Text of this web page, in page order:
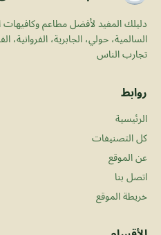
دليلك المفيد لأفضل مطاعم وكافيهات
السالمية، حولي، الجابرية،
تجارب الناس
روابط
الرئيسية
كل التصنيفات
عن الموقع
اتصل بنا
خريطة الموقع